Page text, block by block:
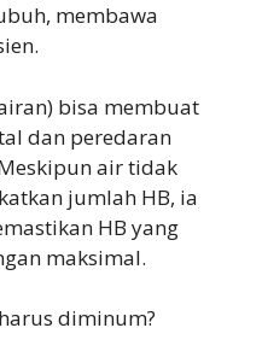
membawa
bisa membuat
dan peredaran
air tidak
jumlah HB, ia
HB yang
maksimal.
diminum?